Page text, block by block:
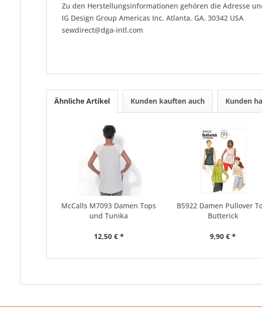
Zu den Herstellungsinformationen gehören die Adresse
IG Design Group Americas Inc. Atlanta. GA. 30342 USA
sewdirect@dga-intl.com
Ähnliche Artikel Kunden kauften auch Kunden
McCalls M7093 Damen Tops
und Tunika
12,50 € *
B5922 Damen Pullover
Butterick
9,90 € *